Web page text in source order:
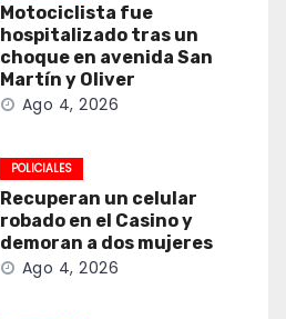
Motociclista fue
hospitalizado tras un
choque en avenida San
Martín y Oliver
Ago 4, 2026
POLICIALES
Recuperan un celular
robado en el Casino y
demoran a dos mujeres
Ago 4, 2026